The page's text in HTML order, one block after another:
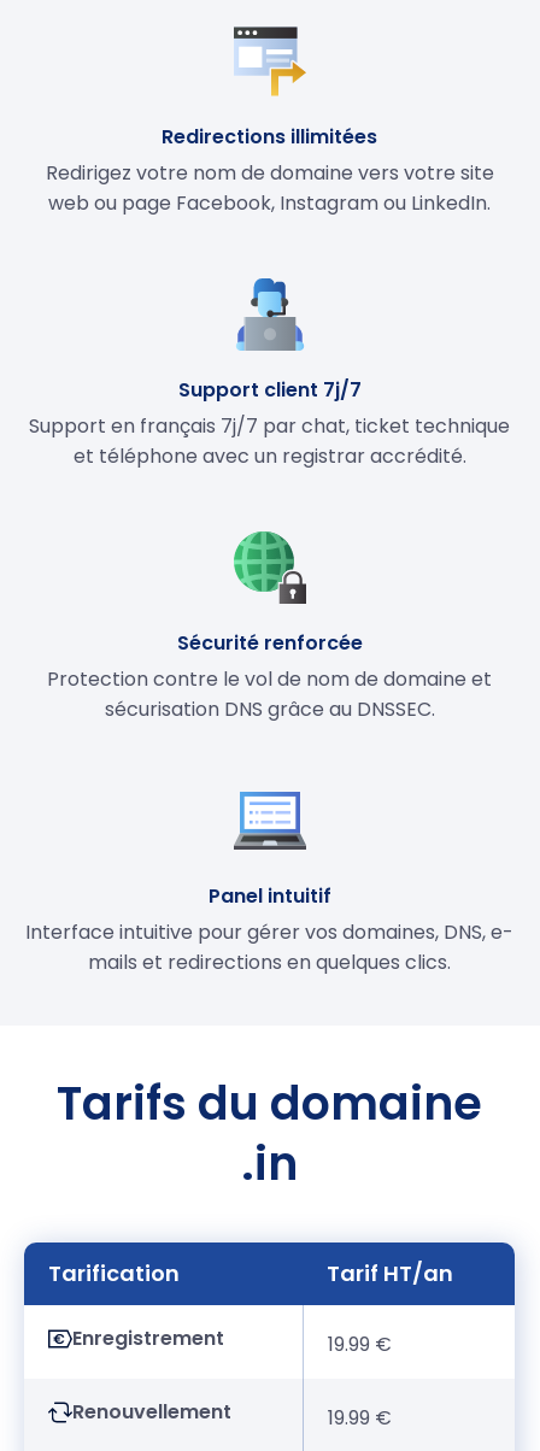
Redirections illimitées
Redirigez votre nom de domaine vers votre site
web ou page Facebook, Instagram ou LinkedIn.
Support client 7j/7
Support en français 7j/7 par chat, ticket technique
et téléphone avec un registrar accrédité.
Sécurité renforcée
Protection contre le vol de nom de domaine et
sécurisation DNS grâce au DNSSEC.
Panel intuitif
Interface intuitive pour gérer vos domaines, DNS, e-
mails et redirections en quelques clics.
Tarifs du domaine
.in
Tarification Tarif HT/an
Enregistrement 19.99 €
Renouvellement 19.99 €